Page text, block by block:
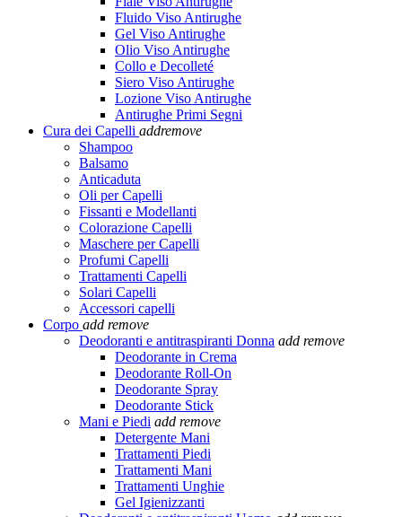
Fluido Viso Antirughe
Gel Viso Antirughe
Olio Viso Antirughe
Collo e Decolleté
Siero Viso Antirughe
Lozione Viso Antirughe
Antirughe Primi Segni
Cura dei Capelli addremove
Shampoo
Balsamo
Anticaduta
Oli per Capelli
Fissanti e Modellanti
Colorazione Capelli
Maschere per Capelli
Profumi Capelli
Trattamenti Capelli
Solari Capelli
Accessori capelli
Corpo add remove
Deodoranti e antitraspiranti Donna add remove
Deodorante in Crema
Deodorante Roll-On
Deodorante Spray
Deodorante Stick
Mani e Piedi add remove
Detergente Mani
Trattamenti Piedi
Trattamenti Mani
Trattamenti Unghie
Gel Igienizzanti